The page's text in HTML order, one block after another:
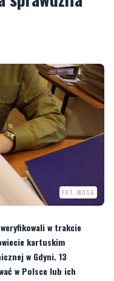
FOT. MOSG
w trakcie
kartuskim
w Polsce lub ich
zatrudnienia 826
w jednej ze spółek